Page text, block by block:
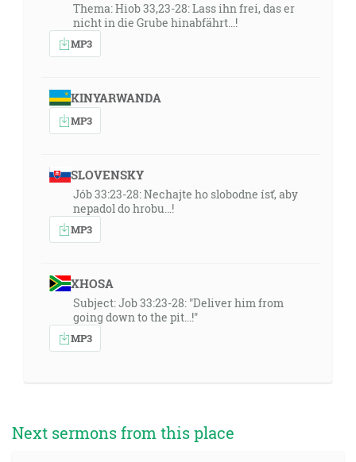
Thema: Hiob 33,23-28: Lass ihn frei, das er
nicht in die Grube hinabfährt...!
MP3
KINYARWANDA
MP3
SLOVENSKY
Jób 33:23-28: Nechajte ho slobodne ísť, aby
nepadol do hrobu…!
MP3
XHOSA
Subject: Job 33:23-28: "Deliver him from
going down to the pit...!"
MP3
Next sermons from this place